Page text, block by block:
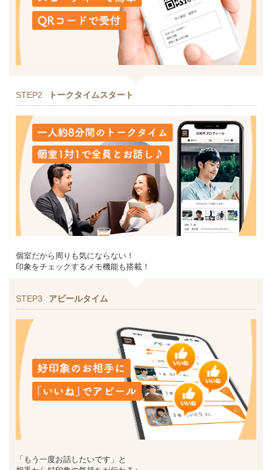
STEP2 トークタイムスタート
個室だから周りも気にならない！
印象をチェックするメモ機能も搭載！
STEP3 アピールタイム
「もう一度お話したいです」と